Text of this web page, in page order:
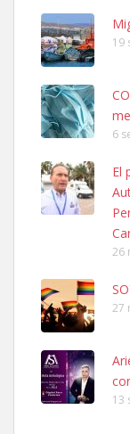
Leales.org » Gran
SHIBA
PERRO MACHO
06/07/2025
Leales.org »
Ninfa perdida
El día 5 se los
calle, se perdió
19
6
El
26
27
13